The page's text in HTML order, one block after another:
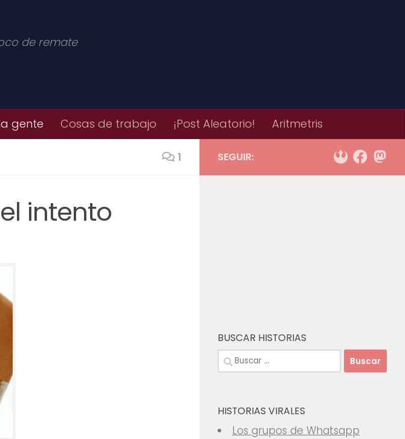
de remate
gente Cosas de trabajo ¡Post Aleatorio! Aritmetris
1
intento
SEGUIR:
BUSCAR HISTORIAS
Buscar:
HISTORIAS VIRALES
Los grupos de Whatsapp